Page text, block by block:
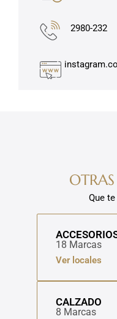
2980-232
Que
18 Marcas
Ver locales
CALZADO
8 Marcas